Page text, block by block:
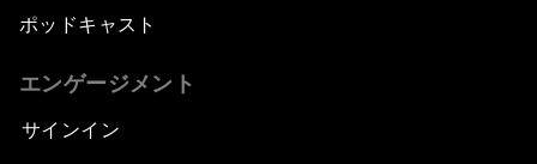
ポッドキャスト
エンゲージメント
サインイン